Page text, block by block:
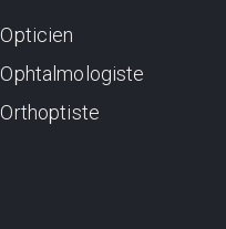
Opticien
Ophtalmologiste
Orthoptiste